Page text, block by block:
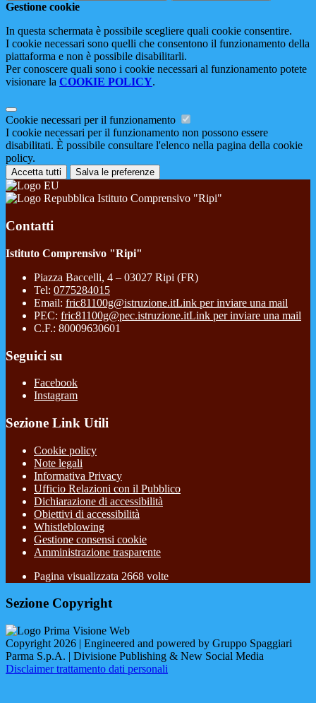
Gestione cookie
In questa schermata è possibile scegliere quali cookie consentire.
I cookie necessari sono quelli che consentono il funzionamento della
piattaforma e non è possibile disabilitarli.
Per conoscere quali sono i cookie necessari al funzionamento potete
visionare la COOKIE POLICY.
Cookie necessari per il funzionamento
I cookie necessari per il funzionamento non possono essere
disabilitati. È possibile consultare l'elenco nella pagina della cookie
policy.
Accetta tutti Salva le preferenze
Istituto Comprensivo "Ripi"
Contatti
Istituto Comprensivo "Ripi"
Piazza Baccelli, 4 – 03027 Ripi (FR)
Tel: 0775284015
Email: fric81100g@istruzione.itLink per inviare una mail
PEC: fric81100g@pec.istruzione.itLink per inviare una mail
C.F.: 80009630601
Seguici su
Facebook
Instagram
Sezione Link Utili
Cookie policy
Note legali
Informativa Privacy
Ufficio Relazioni con il Pubblico
Dichiarazione di accessibilità
Obiettivi di accessibilità
Whistleblowing
Gestione consensi cookie
Amministrazione trasparente
Pagina visualizzata 2668 volte
Sezione Copyright
Copyright 2026 | Engineered and powered by Gruppo Spaggiari
Parma S.p.A. | Divisione Publishing & New Social Media
Disclaimer trattamento dati personali